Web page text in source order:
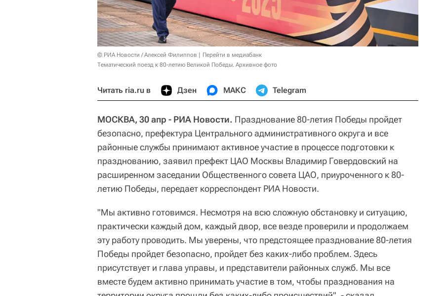
© РИА Новости / Алексей Филиппов
Перейти в медиабанк
Тематический поезд к 80-летию Великой Победы. Архивное фото
Читать ria.ru в Дзен МАКС Telegram
МОСКВА, 30 апр - РИА Новости. Празднование 80-летия Победы пройдет
безопасно, префектура Центрального административного округа и все
районные службы принимают активное участие в процессе подготовки к
празднованию, заявил префект ЦАО Москвы Владимир Говердовский на
расширенном заседании Общественного совета ЦАО, приуроченного к 80-
летию Победы, передает корреспондент РИА Новости.
"Мы активно готовимся. Несмотря на всю сложную обстановку и ситуацию,
практически каждый дом, каждый двор, все везде проверили и продолжаем
эту работу проводить. Мы уверены, что предстоящее празднование 80-летия
Победы пройдет безопасно, пройдет без каких-либо проблем. Здесь
присутствует и глава управы, и представители районных служб. Мы все
вместе будем активно принимать участие в том, чтобы празднования на